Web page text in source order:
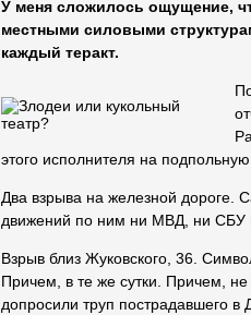
У меня сложилось ощущение,
местными силовыми
каждый теракт.
этого исполнителя на подпольную
Два взрыва на железной дороге.
движений по ним ни МВД, ни СБУ
Взрыв близ Жуковского, 36.
Причем, в те же сутки. Причем, не
допросили труп пострадавшего